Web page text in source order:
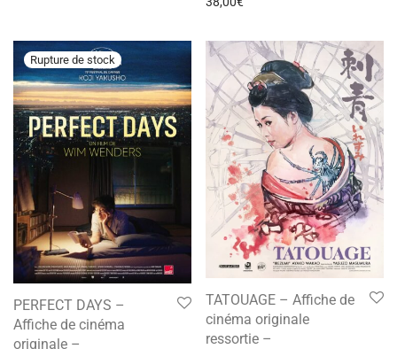
PERFECT DAYS –
Affiche de cinéma
originale –
TATOUAGE – Affiche de
cinéma originale
ressortie –